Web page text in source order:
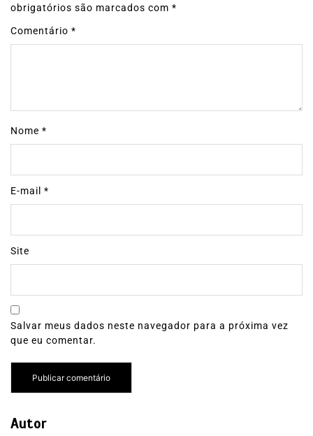
obrigatórios são marcados com *
Comentário *
Nome *
E-mail *
Site
Salvar meus dados neste navegador para a próxima vez
que eu comentar.
Autor